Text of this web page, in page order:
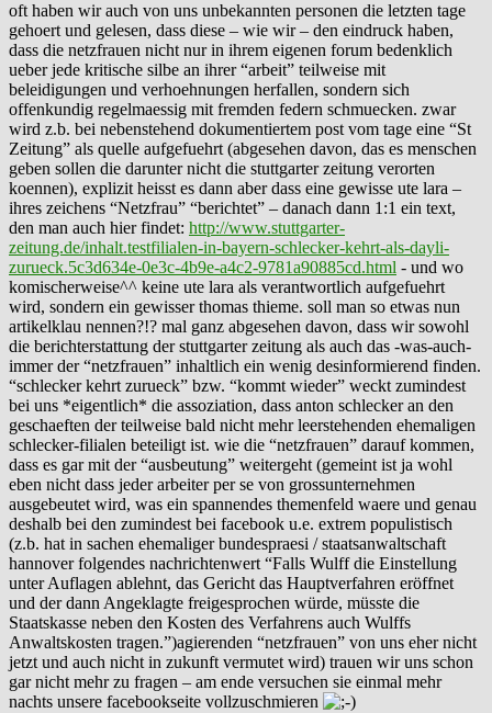
oft haben wir auch von uns unbekannten personen die letzten tage
gehoert und gelesen, dass diese – wie wir – den eindruck haben,
dass die netzfrauen nicht nur in ihrem eigenen forum bedenklich
ueber jede kritische silbe an ihrer “arbeit” teilweise mit
beleidigungen und verhoehnungen herfallen, sondern sich
offenkundig regelmaessig mit fremden federn schmuecken. zwar
wird z.b. bei nebenstehend dokumentiertem post vom tage eine “St
Zeitung” als quelle aufgefuehrt (abgesehen davon, das es menschen
geben sollen die darunter nicht die stuttgarter zeitung verorten
koennen), explizit heisst es dann aber dass eine gewisse ute lara –
ihres zeichens “Netzfrau” “berichtet” – danach dann 1:1 ein text,
den man auch hier findet: http://www.stuttgarter-
zeitung.de/inhalt.testfilialen-in-bayern-schlecker-kehrt-als-dayli-
zurueck.5c3d634e-0e3c-4b9e-a4c2-9781a90885cd.html - und wo
komischerweise^^ keine ute lara als verantwortlich aufgefuehrt
wird, sondern ein gewisser thomas thieme. soll man so etwas nun
artikelklau nennen?!? mal ganz abgesehen davon, dass wir sowohl
die berichterstattung der stuttgarter zeitung als auch das -was-auch-
immer der “netzfrauen” inhaltlich ein wenig desinformierend finden.
“schlecker kehrt zurueck” bzw. “kommt wieder” weckt zumindest
bei uns *eigentlich* die assoziation, dass anton schlecker an den
geschaeften der teilweise bald nicht mehr leerstehenden ehemaligen
schlecker-filialen beteiligt ist. wie die “netzfrauen” darauf kommen,
dass es gar mit der “ausbeutung” weitergeht (gemeint ist ja wohl
eben nicht dass jeder arbeiter per se von grossunternehmen
ausgebeutet wird, was ein spannendes themenfeld waere und genau
deshalb bei den zumindest bei facebook u.e. extrem populistisch
(z.b. hat in sachen ehemaliger bundespraesi / staatsanwaltschaft
hannover folgendes nachrichtenwert “Falls Wulff die Einstellung
unter Auflagen ablehnt, das Gericht das Hauptverfahren eröffnet
und der dann Angeklagte freigesprochen würde, müsste die
Staatskasse neben den Kosten des Verfahrens auch Wulffs
Anwaltskosten tragen.”)agierenden “netzfrauen” von uns eher nicht
jetzt und auch nicht in zukunft vermutet wird) trauen wir uns schon
gar nicht mehr zu fragen – am ende versuchen sie einmal mehr
nachts unsere facebookseite vollzuschmieren